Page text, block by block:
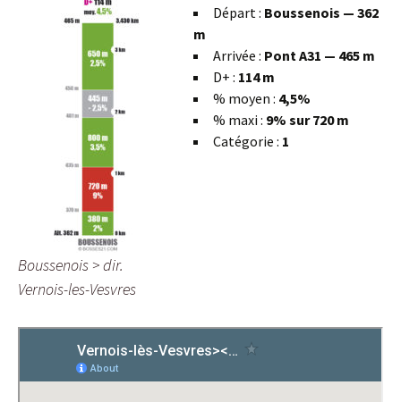
Boussenois > dir.
Vernois-les-Vesvres
Départ : Boussenois — 362
m
Arrivée : Pont A31 — 465 m
D+ : 114 m
% moyen : 4,5%
% maxi : 9% sur 720 m
Catégorie : 1